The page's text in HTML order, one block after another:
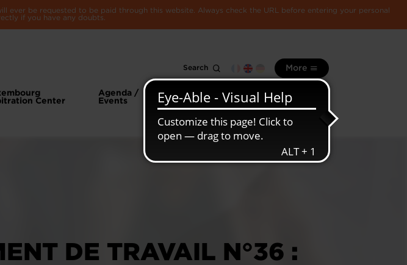
be requested to be paid through this website. Always check the URL before entering your personal
if you have any doubts.
Search More
Center
Agenda /
Events
information
Luxembourg
economy
DE TRAVAIL N°36 :